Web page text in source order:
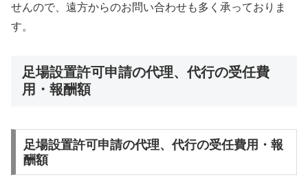
せんので、遠方からのお問い合わせも多く承っておりま
す。
足場設置許可申請の代理、代行の受任費
用・報酬額
足場設置許可申請の代理、代行の受任費用・報
酬額